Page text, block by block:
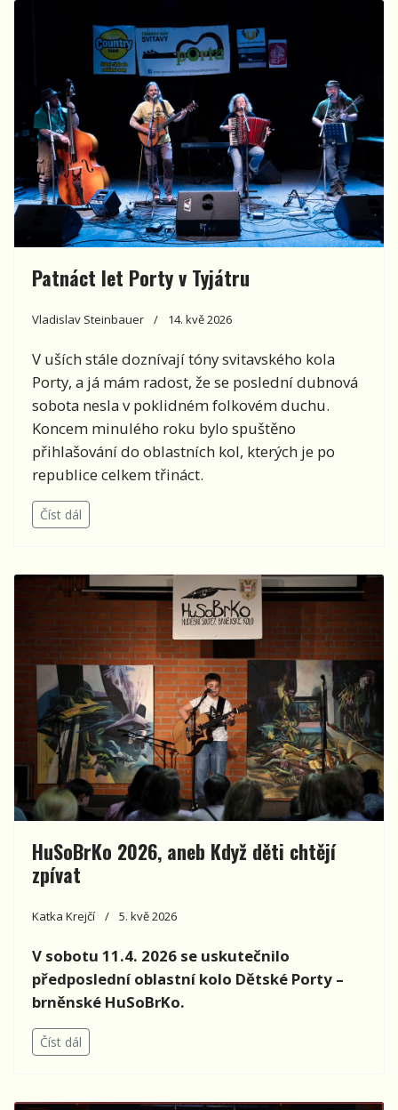
Patnáct let Porty v Tyjátru
Vladislav Steinbauer 14. kvě 2026
V uších stále doznívají tóny svitavského kola
Porty, a já mám radost, že se poslední dubnová
sobota nesla v poklidném folkovém duchu.
Koncem minulého roku bylo spuštěno
přihlašování do oblastních kol, kterých je po
republice celkem třináct.
Číst dál
HuSoBrKo 2026, aneb Když děti chtějí
zpívat
Katka Krejčí 5. kvě 2026
V sobotu 11.4. 2026 se uskutečnilo
předposlední oblastní kolo Dětské Porty –
brněnské HuSoBrKo.
Číst dál